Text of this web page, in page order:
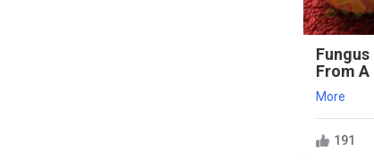
From A
More
191